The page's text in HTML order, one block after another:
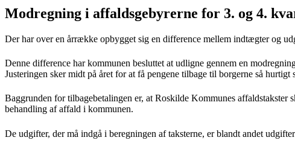
Modregning i affaldsgebyrerne for 3. og 4.
Der har over en årrække opbygget sig en difference mellem indtægter og
Denne difference har kommunen besluttet at udligne gennem en
Justeringen sker midt på året for at få pengene tilbage til borgerne så hurtigt
Baggrunden for tilbagebetalingen er, at Roskilde Kommunes
behandling af affald i kommunen.
De udgifter, der må indgå i beregningen af taksterne, er blandt andet